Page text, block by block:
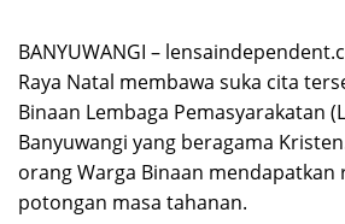
BANYUWANGI –
Raya Natal membawa suka cita
Binaan Lembaga Pemasyarakatan
Banyuwangi yang beragama
orang Warga Binaan mendapatkan
potongan masa tahanan.